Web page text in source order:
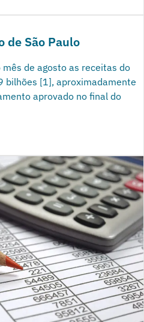
de São Paulo
de agosto as receitas do
bilhões [1], aproximadamente
aprovado no final do